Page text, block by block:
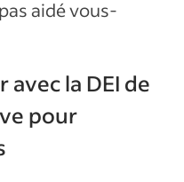
aidé vous-
la DEI de
pour